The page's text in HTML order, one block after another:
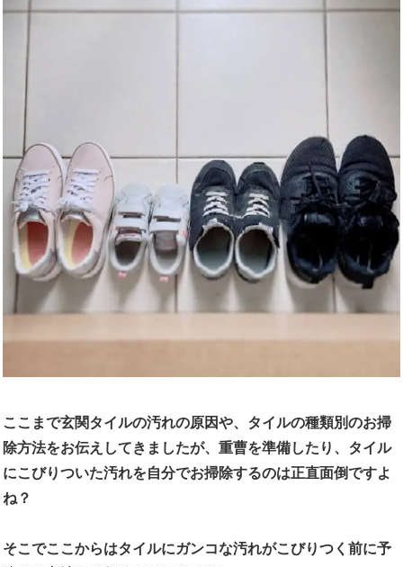
ここまで玄関タイルの汚れの原因や、タイルの種類別のお掃
除方法をお伝えしてきましたが、重曹を準備したり、タイル
にこびりついた汚れを自分でお掃除するのは正直面倒ですよ
ね？
そこでここからはタイルにガンコな汚れがこびりつく前に予